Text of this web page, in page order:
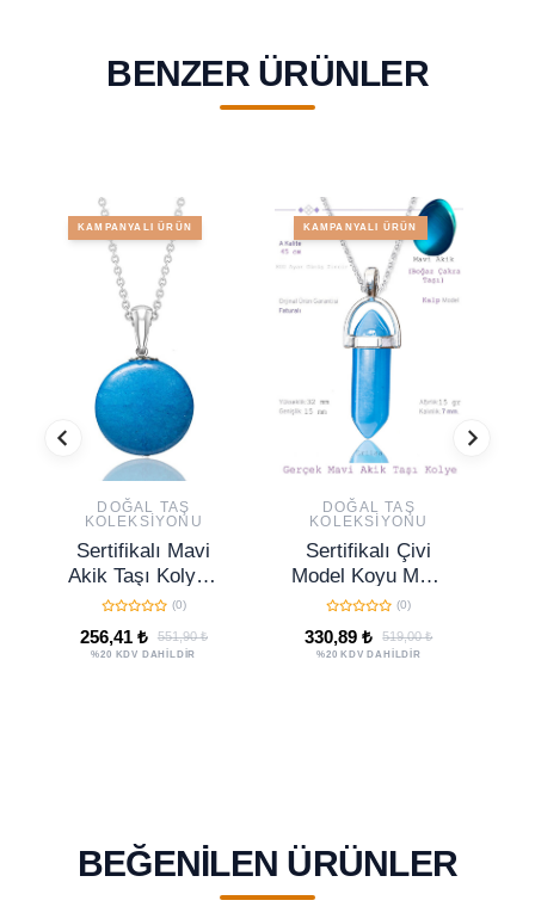
BENZER ÜRÜNLER
KAMPANYALI ÜRÜN
DOĞAL TAŞ
KOLEKSIYONU
Sertifikalı Mavi
Akik Taşı Kolye -
1.kalite(0)
256,41 ₺ 551,90 ₺
%20 KDV DAHİLDİR
KAMPANYALI ÜRÜN
DOĞAL TAŞ
KOLEKSIYONU
Sertifikalı Çivi
Model Koyu Mavi
Akik Taşı Kolye
(1.Kalite)
(0)
330,89 ₺ 519,00 ₺
%20 KDV DAHİLDİR
BEĞENILEN ÜRÜNLER